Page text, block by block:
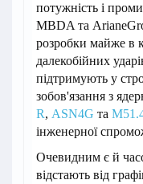
потужність і
MBDA та
розробки майже в
далекобійних
підтримують у
зобов'язання з
R, ASN4G та
інженерної
Очевидним є й
відстають від